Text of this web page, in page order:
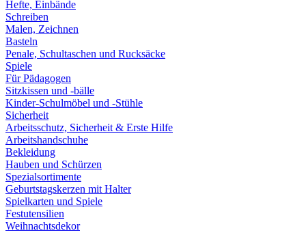
Hefte, Einbände
Schreiben
Malen, Zeichnen
Basteln
Penale, Schultaschen und Rucksäcke
Spiele
Für Pädagogen
Sitzkissen und -bälle
Kinder-Schulmöbel und -Stühle
Sicherheit
Arbeitsschutz, Sicherheit & Erste Hilfe
Arbeitshandschuhe
Bekleidung
Hauben und Schürzen
Spezialsortimente
Geburtstagskerzen mit Halter
Spielkarten und Spiele
Festutensilien
Weihnachtsdekor